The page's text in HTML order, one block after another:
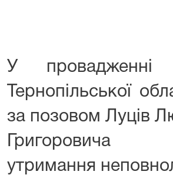
У провадженні
Тернопільської
за позовом Луців
Григоровича
утримання